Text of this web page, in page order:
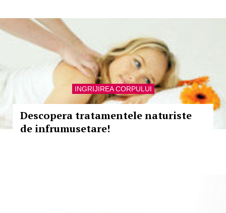
INGRIJIREA CORPULUI
Descopera tratamentele naturiste
de infrumusetare!